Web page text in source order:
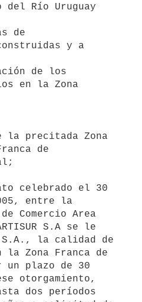
Río Uruguay
de
y a
de los
en la Zona
la precitada Zona
de
celebrado el 30
entre la
Comercio Area
S.A se le
S.A., la calidad de
la Zona Franca de
un plazo de 30
otorgamiento,
dos períodos